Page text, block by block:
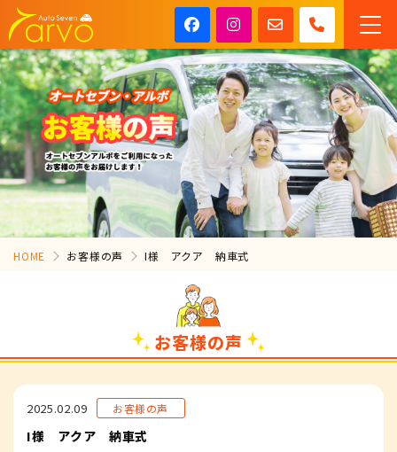
HOME お客様の声 I様 アクア 納車式
お客様の声
2025.02.09 お客様の声
I様 アクア 納車式